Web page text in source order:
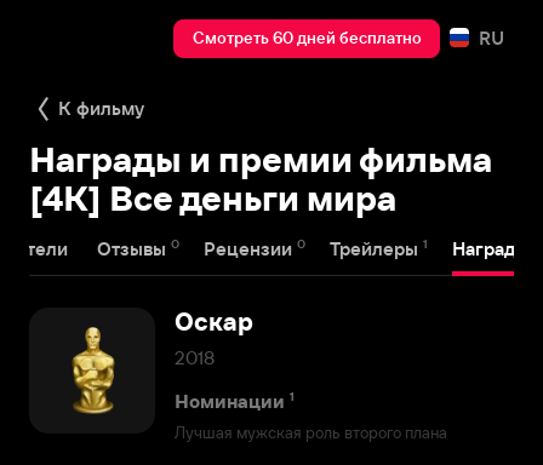
Смотреть 60 дней бесплатно RU
К фильму
Награды и премии фильма
[4K] Все деньги мира
Отзывы 0 Рецензии 0 Трейлеры 1 Награды
Оскар
2018
Номинации 1
Лучшая мужская роль второго плана